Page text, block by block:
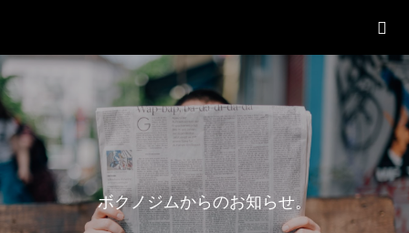
ボクノジムからのお知らせ。